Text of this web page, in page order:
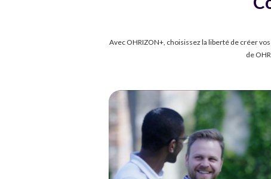
Avec OHRIZON+, choisissez la liberté de créer
de